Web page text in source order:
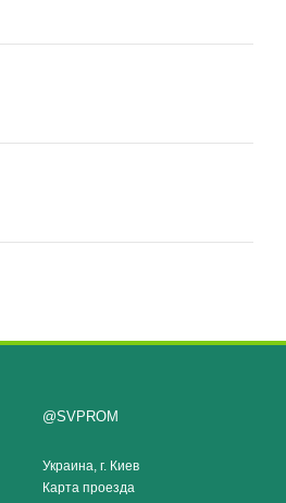
@SVPROM
Украина, г. Киев
Карта проезда